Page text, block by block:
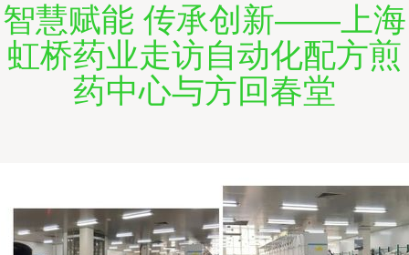
智慧赋能 传承创新——上海
虹桥药业走访自动化配方煎
药中心与方回春堂